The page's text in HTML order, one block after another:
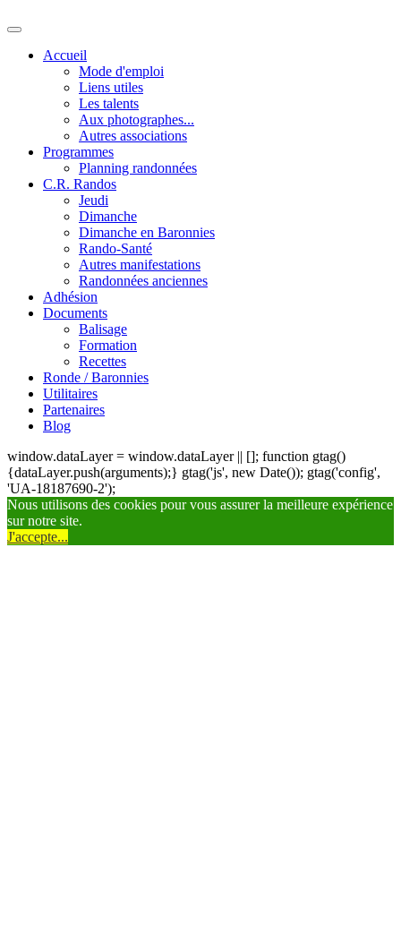
Accueil
Mode d'emploi
Liens utiles
Les talents
Aux photographes...
Autres associations
Programmes
Planning randonnées
C.R. Randos
Jeudi
Dimanche
Dimanche en Baronnies
Rando-Santé
Autres manifestations
Randonnées anciennes
Adhésion
Documents
Balisage
Formation
Recettes
Ronde / Baronnies
Utilitaires
Partenaires
Blog
window.dataLayer = window.dataLayer || []; function gtag()
{dataLayer.push(arguments);} gtag('js', new Date()); gtag('config',
'UA-18187690-2');
Nous utilisons des cookies pour vous assurer la meilleure expérience
sur notre site.
J'accepte...